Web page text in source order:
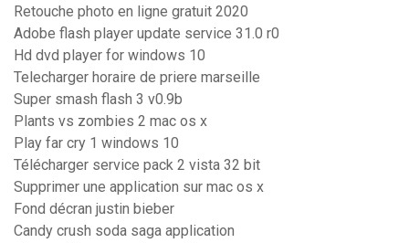
Retouche photo en ligne gratuit 2020
Adobe flash player update service 31.0 r0
Hd dvd player for windows 10
Telecharger horaire de priere marseille
Super smash flash 3 v0.9b
Plants vs zombies 2 mac os x
Play far cry 1 windows 10
Télécharger service pack 2 vista 32 bit
Supprimer une application sur mac os x
Fond décran justin bieber
Candy crush soda saga application